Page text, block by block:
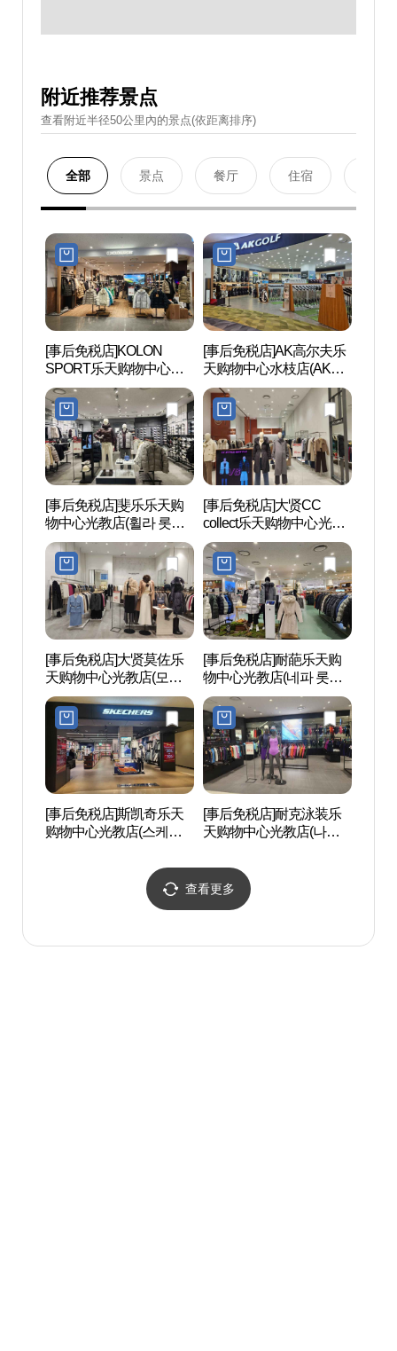
附近推荐景点
查看附近半径50公里內的景点(依距离排序)
全部 景点 餐厅 住宿
[事后免税店]KOLON
SPORT乐天购物中心光
教店(코오롱스포츠 롯데
몰 광교점)
[事后免税店]AK高尔夫乐
天购物中心水枝店(AK골
프 롯데몰 수지점)
[事后免税店]斐乐乐天购
物中心光教店(휠라 롯데
몰 광교점)
[事后免税店]大贤CC
collect乐天购物中心光教
店(CC콜렉트 롯데몰 광교
점)
[事后免税店]大贤莫佐乐
天购物中心光教店(모조
에스핀 롯데몰 광교점)
[事后免税店]耐葩乐天购
物中心光教店(네파 롯데
몰 광교점)
[事后免税店]斯凯奇乐天
购物中心光教店(스케쳐
[事后免税店]耐克泳装乐
天购物中心光教店(나이
查看更多